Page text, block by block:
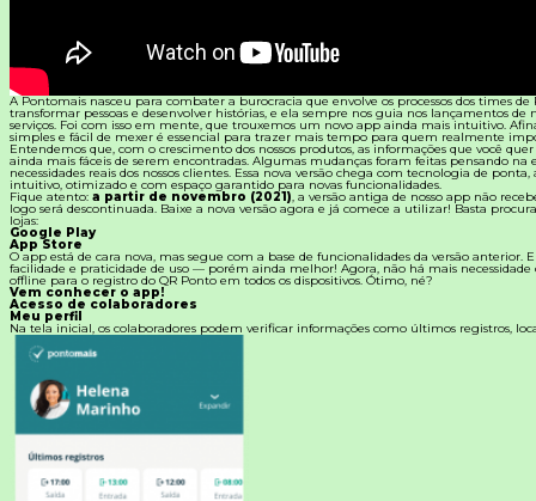
Todos os Materiais Gratuitos
Confira nossos materiais
E-book
Aprofunde seu conhecimento
Ferramentas e Templates
Para agilizar o seu trabalho
Infográfico
Conteúdo prático e rápido
Kits
Materiais centralizados
Lives
Newsletters
A Pontomais nasceu para combater a burocracia que envolve os processos dos times de
transformar pessoas e desenvolver histórias, e ela sempre nos guia nos lançamentos de
serviços. Foi com isso em mente, que trouxemos um novo app ainda mais intuitivo.
simples e fácil de mexer é essencial para trazer mais tempo para quem realmente
Entendemos que, com o crescimento dos nossos produtos, as informações que você quer
ainda mais fáceis de serem encontradas. Algumas mudanças foram feitas pensando na
necessidades reais dos nossos clientes. Essa nova versão chega com tecnologia de
intuitivo, otimizado e com espaço garantido para novas funcionalidades.
Fique atento: a partir de novembro (2021), a versão antiga de nosso app não
logo será descontinuada. Baixe a nova versão agora e já comece a utilizar! Basta
lojas:
Google Play
App Store
O app está de cara nova, mas segue com a base de funcionalidades da versão anterior.
facilidade e praticidade de uso — porém ainda melhor! Agora, não há mais necessidade
offline para o registro do QR Ponto em todos os dispositivos. Ótimo, né?
Vem conhecer o app!
Acesso de colaboradores
Meu perfil
Na tela inicial, os colaboradores podem verificar informações como últimos registros,